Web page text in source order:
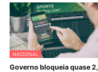
NACIONAL
Governo bloqueia quase